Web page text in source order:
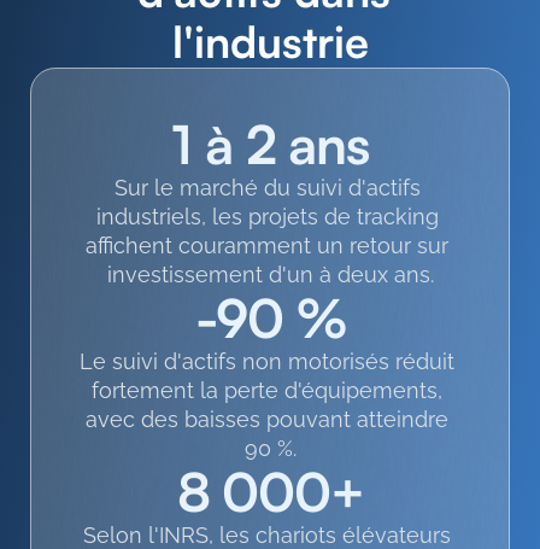
l'industrie
1 à 2 ans
Sur le marché du suivi d'actifs
industriels, les projets de tracking
affichent couramment un retour sur
investissement d'un à deux ans.
-90 %
Le suivi d'actifs non motorisés réduit
fortement la perte d'équipements,
avec des baisses pouvant atteindre
90 %.
8 000+
Selon l'INRS, les chariots élévateurs